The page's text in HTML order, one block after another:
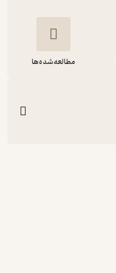
مطالعه‌شده‌ها